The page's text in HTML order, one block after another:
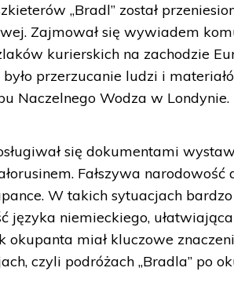
„Bradl” został
Zajmował się wywiadem
kurierskich na zachodzie
było przerzucanie ludzi i
Naczelnego Wodza w Londynie.
się dokumentami
Fałszywa
W takich sytuacjach
języka niemieckiego,
okupanta miał kluczowe
czyli podróżach „Bradla” po